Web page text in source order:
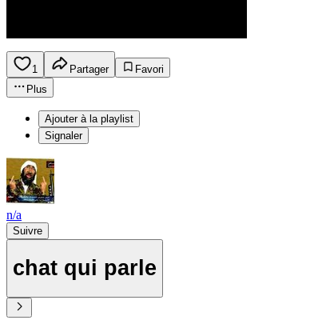
1 Partager
Favori
Plus
Ajouter à la playlist
Signaler
n/a
Suivre
chat qui parle